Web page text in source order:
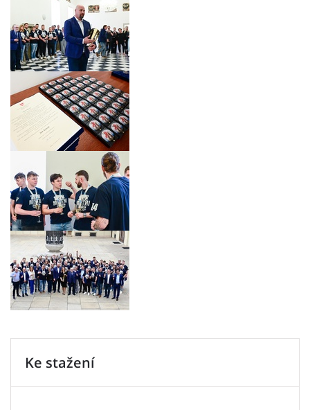
Ke stažení